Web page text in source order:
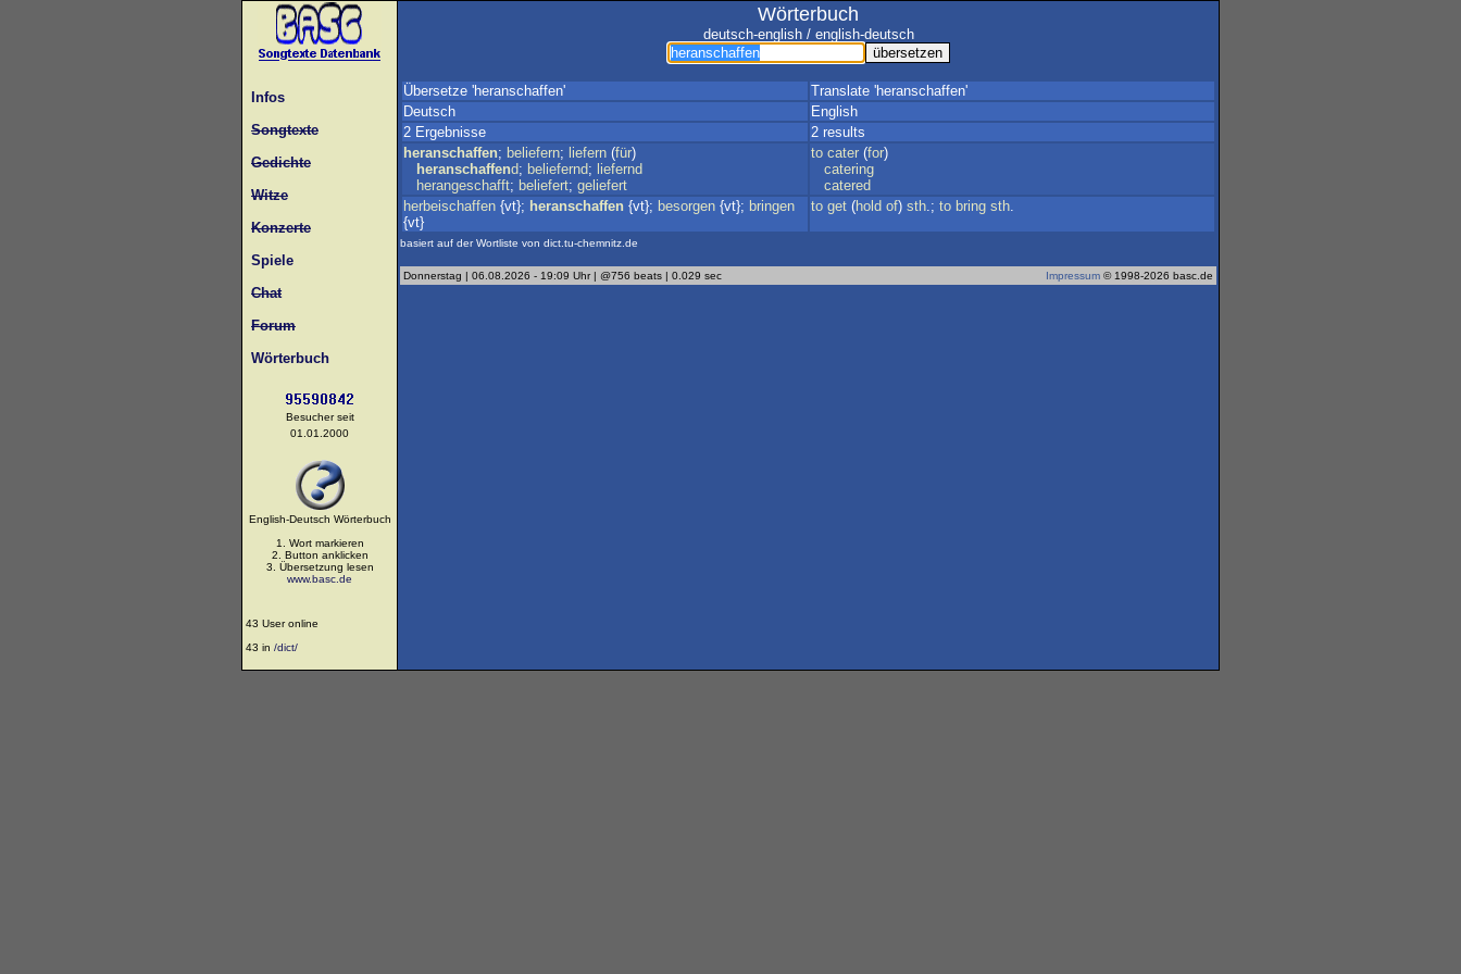
Infos
Songtexte
Gedichte
Witze
Konzerte
Spiele
Chat
Forum
Wörterbuch
Besucher seit
01.01.2000
English-Deutsch Wörterbuch
1. Wort markieren
2. Button anklicken
3. Übersetzung lesen
www.basc.de
43 User online
43 in /dict/
Wörterbuch
deutsch-english / english-deutsch
Übersetze 'heranschaffen'
Translate 'heranschaffen'
Deutsch
English
2 Ergebnisse
2 results
heranschaffen; beliefern; liefern (für)
heranschaffend; beliefernd; liefernd
herangeschafft; beliefert; geliefert
to cater (for)
catering
catered
herbeischaffen {vt}; heranschaffen {vt}; besorgen {vt}; bringen
{vt}
to get (hold of) sth.; to bring sth.
basiert auf der Wortliste von dict.tu-chemnitz.de
Donnerstag | 06.08.2026 - 19:09 Uhr | @756 beats | 0.029 sec Impressum © 1998-2026 basc.de